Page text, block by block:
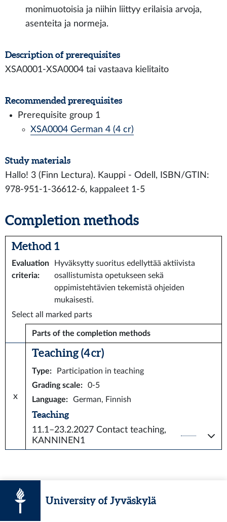
monimuotoisia ja niihin liittyy erilaisia arvoja,
asenteita ja normeja.
Description of prerequisites
XSA0001-XSA0004 tai vastaava kielitaito
Recommended prerequisites
Prerequisite group 1
XSA0004 German 4 (4 cr)
Study materials
Hallo! 3 (Finn Lectura). Kauppi - Odell, ISBN/GTIN:
978-951-1-36612-6, kappaleet 1-5
Completion methods
Method 1
Evaluation
criteria:
Hyväksytty suoritus edellyttää aktiivista
osallistumista opetukseen sekä
oppimistehtävien tekemistä ohjeiden
mukaisesti.
Select all marked parts
Parts of the completion methods
x
Teaching (4 cr)
Type:
Participation in teaching
Grading scale:
0-5
Language: German, Finnish
Teaching
11.1–23.2.2027 Contact teaching,
KANNINEN1
University of Jyväskylä